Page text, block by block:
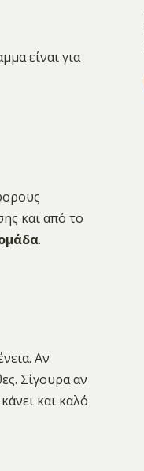
είναι για
και από το
.
Αν
Σίγουρα αν
και καλό